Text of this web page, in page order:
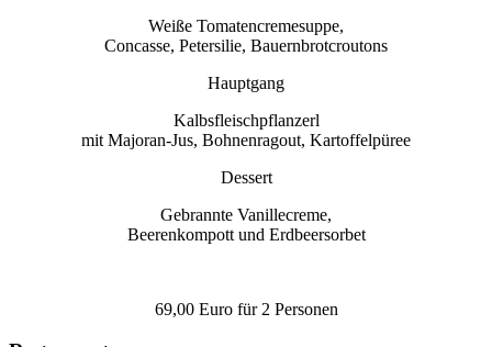
Weiße Tomatencremesuppe,
Concasse, Petersilie, Bauernbrotcroutons
Hauptgang
Kalbsfleischpflanzerl
mit Majoran-Jus, Bohnenragout, Kartoffelpüree
Dessert
Gebrannte Vanillecreme,
Beerenkompott und Erdbeersorbet
69,00 Euro für 2 Personen